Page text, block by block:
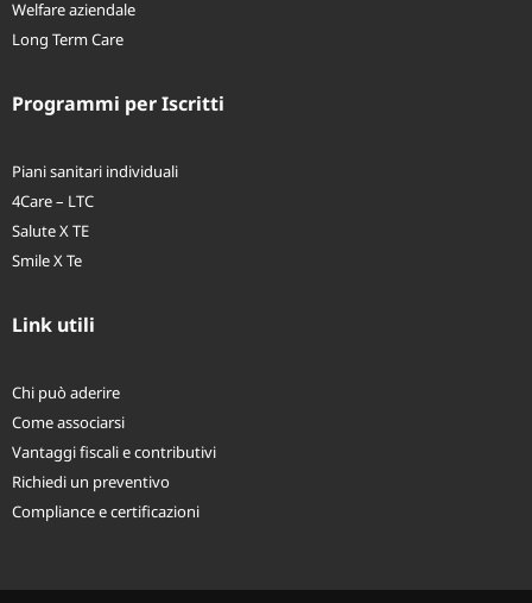
Welfare aziendale
Long Term Care
Programmi per Iscritti
Piani sanitari individuali
4Care – LTC
Salute X TE
Smile X Te
Link utili
Chi può aderire
Come associarsi
Vantaggi fiscali e contributivi
Richiedi un preventivo
Compliance e certificazioni